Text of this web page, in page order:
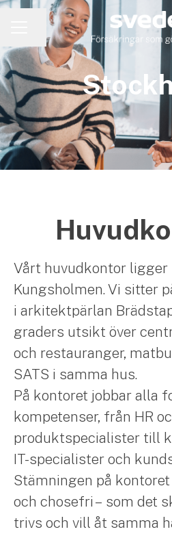
KARRIÄRMENY
Dela sidan
Vårt huvudkontor
Kungsholmen. Vi sitter
i arkitektpärlan
graders utsikt över
och restauranger,
SATS i samma hus.
På kontoret jobbar alla
kompetenser, från HR
produktspecialister till
IT-specialister och
Stämningen på
och chosefri – som det
trivs och vill åt samma